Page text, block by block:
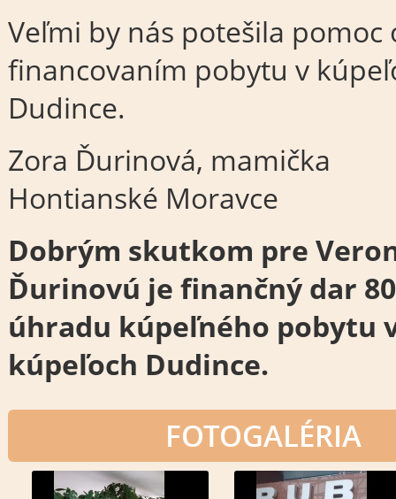
Veľmi by nás potešila pomoc
financovaním pobytu v
Dudince.
Zora Ďurinová, mamička
Hontianské Moravce
Dobrým skutkom pre
Ďurinovú je finančný dar
úhradu kúpeľného pobytu
kúpeľoch Dudince.
FOTOGALÉRIA